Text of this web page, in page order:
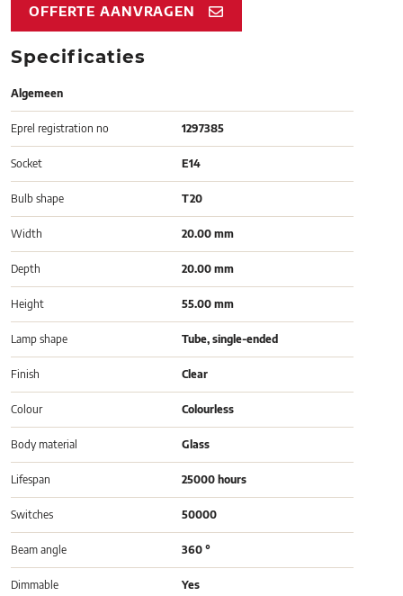
OFFERTE AANVRAGEN
Specificaties
Algemeen
Eprel registration no 1297385
Socket E14
Bulb shape T20
Width 20.00 mm
Depth 20.00 mm
Height 55.00 mm
Lamp shape Tube, single-ended
Finish Clear
Colour Colourless
Body material Glass
Lifespan 25000 hours
Switches 50000
Beam angle 360 °
Dimmable Yes